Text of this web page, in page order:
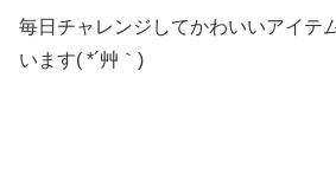
毎日チャレンジしてかわいいアイテ
います( *´艸｀)